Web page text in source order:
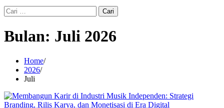
Cari
untuk:
Bulan: Juli 2026
Home
2026
Juli